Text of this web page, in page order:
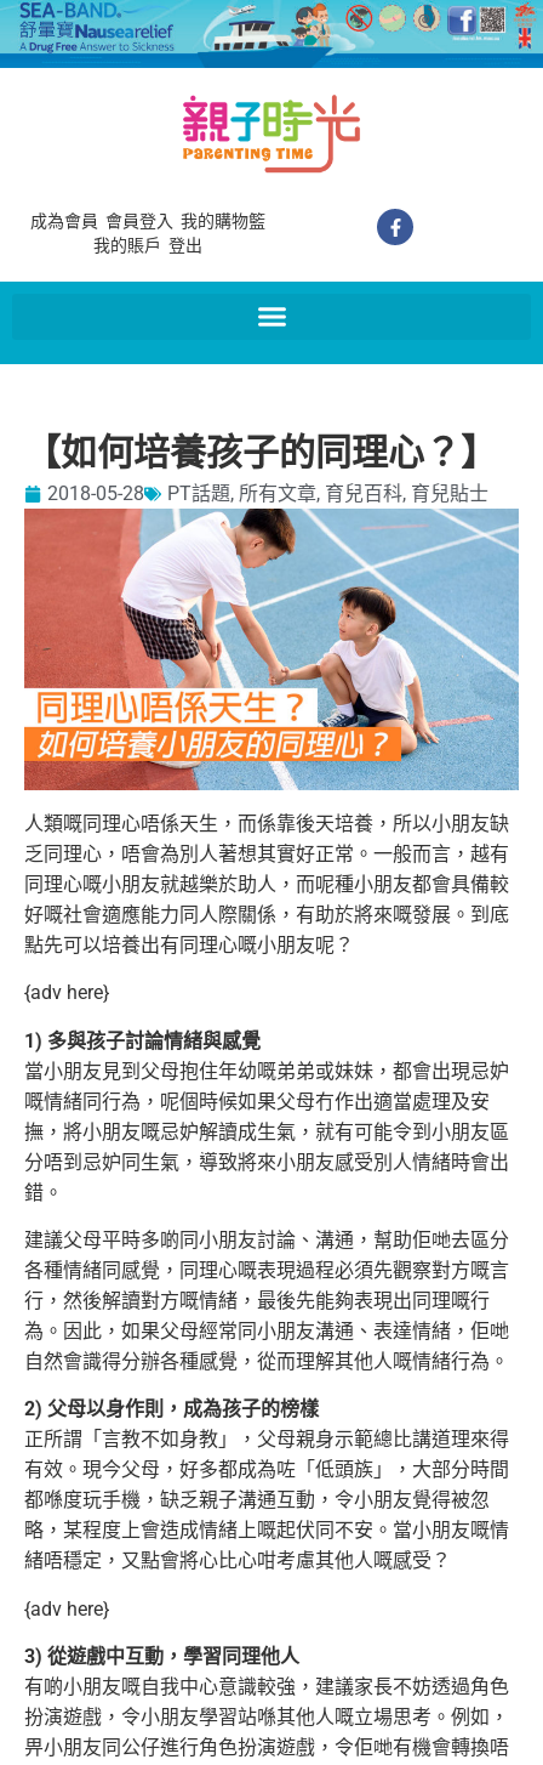
成為會員 會員登入 我的購物籃
我的賬戶 登出
【如何培養孩子的同理心？】
2018-05-28 PT話題, 所有文章, 育兒百科, 育兒貼士
人類嘅同理心唔係天生，而係靠後天培養，所以小朋友缺
乏同理心，唔會為別人著想其實好正常。一般而言，越有
同理心嘅小朋友就越樂於助人， 而呢種小朋友都會具備較
好嘅社會適應能力同人際關係，有助於將來嘅發展。到底
點先可以培養出有同理心嘅小朋友呢？
{adv here}
1) 多與孩子討論情緒與感覺
當小朋友見到父母抱住年幼嘅弟弟或妹妹，都會出現忌妒
嘅情緒同行為，呢個時候如果父母冇作出適當處理及安
撫，將小朋友嘅忌妒解讀成生氣，就有可能令到小朋友區
分唔到忌妒同生氣，導致將來小朋友感受別人情緒時會出
錯。
建議父母平時多啲同小朋友討論、溝通，幫助佢哋去區分
各種情緒同感覺，同理心嘅表現過程必須先觀察對方嘅言
行，然後解讀對方嘅情緒，最後先能夠表現出同理嘅行
為。因此，如果父母經常同小朋友溝通、表達情緒，佢哋
自然會識得分辦各種感覺，從而理解其他人嘅情緒行為。
2) 父母以身作則，成為孩子的榜樣
正所謂「言教不如身教」，父母親身示範總比講道理來得
有效。現今父母，好多都成為咗「低頭族」，大部分時間
都喺度玩手機，缺乏親子溝通互動 ，令小朋友覺得被忽
略，某程度上會造成情緒上嘅起伏同不安。當小朋友嘅情
緒唔穩定，又點會將心比心咁考慮其他人嘅感受？
{adv here}
3) 從遊戲中互動，學習同理他人
有啲小朋友嘅自我中心意識較強，建議家長不妨透過角色
扮演遊戲，令小朋友學習站喺其他人嘅立場思考。例如，
畀小朋友同公仔進行角色扮演遊戲，令佢哋有機會轉換唔